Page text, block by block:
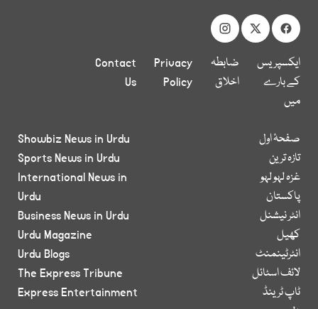
ایکسپریس
کے بارے
میں
ضابطہ
اخلاق
Privacy
Policy
Contact
Us
صفحۂ اول
تازہ ترین
غزہ لہو لہو
پاکستان
انٹر نیشنل
کھیل
انٹرٹینمنٹ
لائف اسٹائل
ٹاپ ٹرینڈ
Showbiz News in Urdu
Sports News in Urdu
International News in
Urdu
Business News in Urdu
Urdu Magazine
Urdu Blogs
The Express Tribune
Express Entertainment